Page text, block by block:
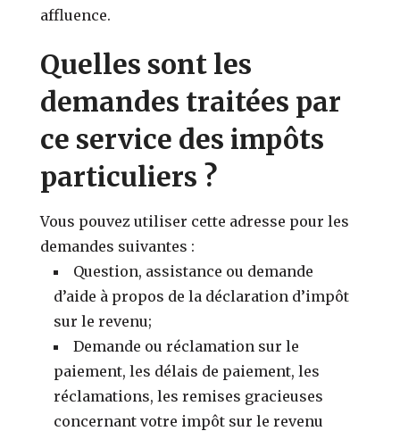
affluence.
Quelles sont les
demandes traitées par
ce service des impôts
particuliers ?
Vous pouvez utiliser cette adresse pour les
demandes suivantes :
Question, assistance ou demande
d’aide à propos de la déclaration d’impôt
sur le revenu;
Demande ou réclamation sur le
paiement, les délais de paiement, les
réclamations, les remises gracieuses
concernant votre impôt sur le revenu